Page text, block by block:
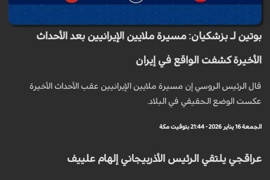
بوتين لـ بزشكيان: مسيرة ملايين الإيرانيين بعد الأحداث
الأخيرة كشفت الواقع في إيران
قال الرئيس الروسي إن مسيرة ملايين الإيرانيين عقب الأحداث الأخيرة
عكست الوضع الحقيقي في البلاد.
الجمعة 16 يناير 2026 - 21:44 بتوقيت مكة
عراقجي يلتقي الرئيس الأذربيجاني إلهام علييف